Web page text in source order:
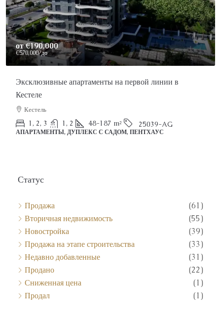
от€190,000
€570,000/до
Эксклюзивные апартаменты на первой линии в
Кестеле
Кестель
1, 2, 3 1, 2 48-187 m² 25039-AG
АПАРТАМЕНТЫ, ДУПЛЕКС С САДОМ, ПЕНТХАУС
Статус
Продажа
(61)
Вторичная недвижимость
(55)
Новостройка
(39)
Продажа на этапе строительства
(33)
Недавно добавленные
(31)
Продано
(22)
Сниженная цена
(1)
Продал
(1)